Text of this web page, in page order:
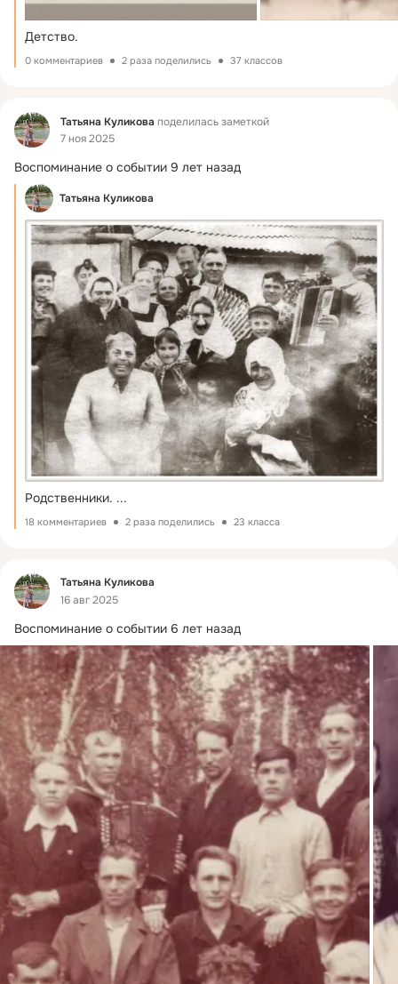
Детство.
0 комментариев 2 раза поделились 37 классов
Фид Татьяна Куликова поделилась заметкой
7 ноя 2025
Воспоминание о событии 9 лет назад
Татьяна Куликова
Родственники. ...
18 комментариев 2 раза поделились 23 класса
Фид
Татьяна Куликова
16 авг 2025
Воспоминание о событии 6 лет назад